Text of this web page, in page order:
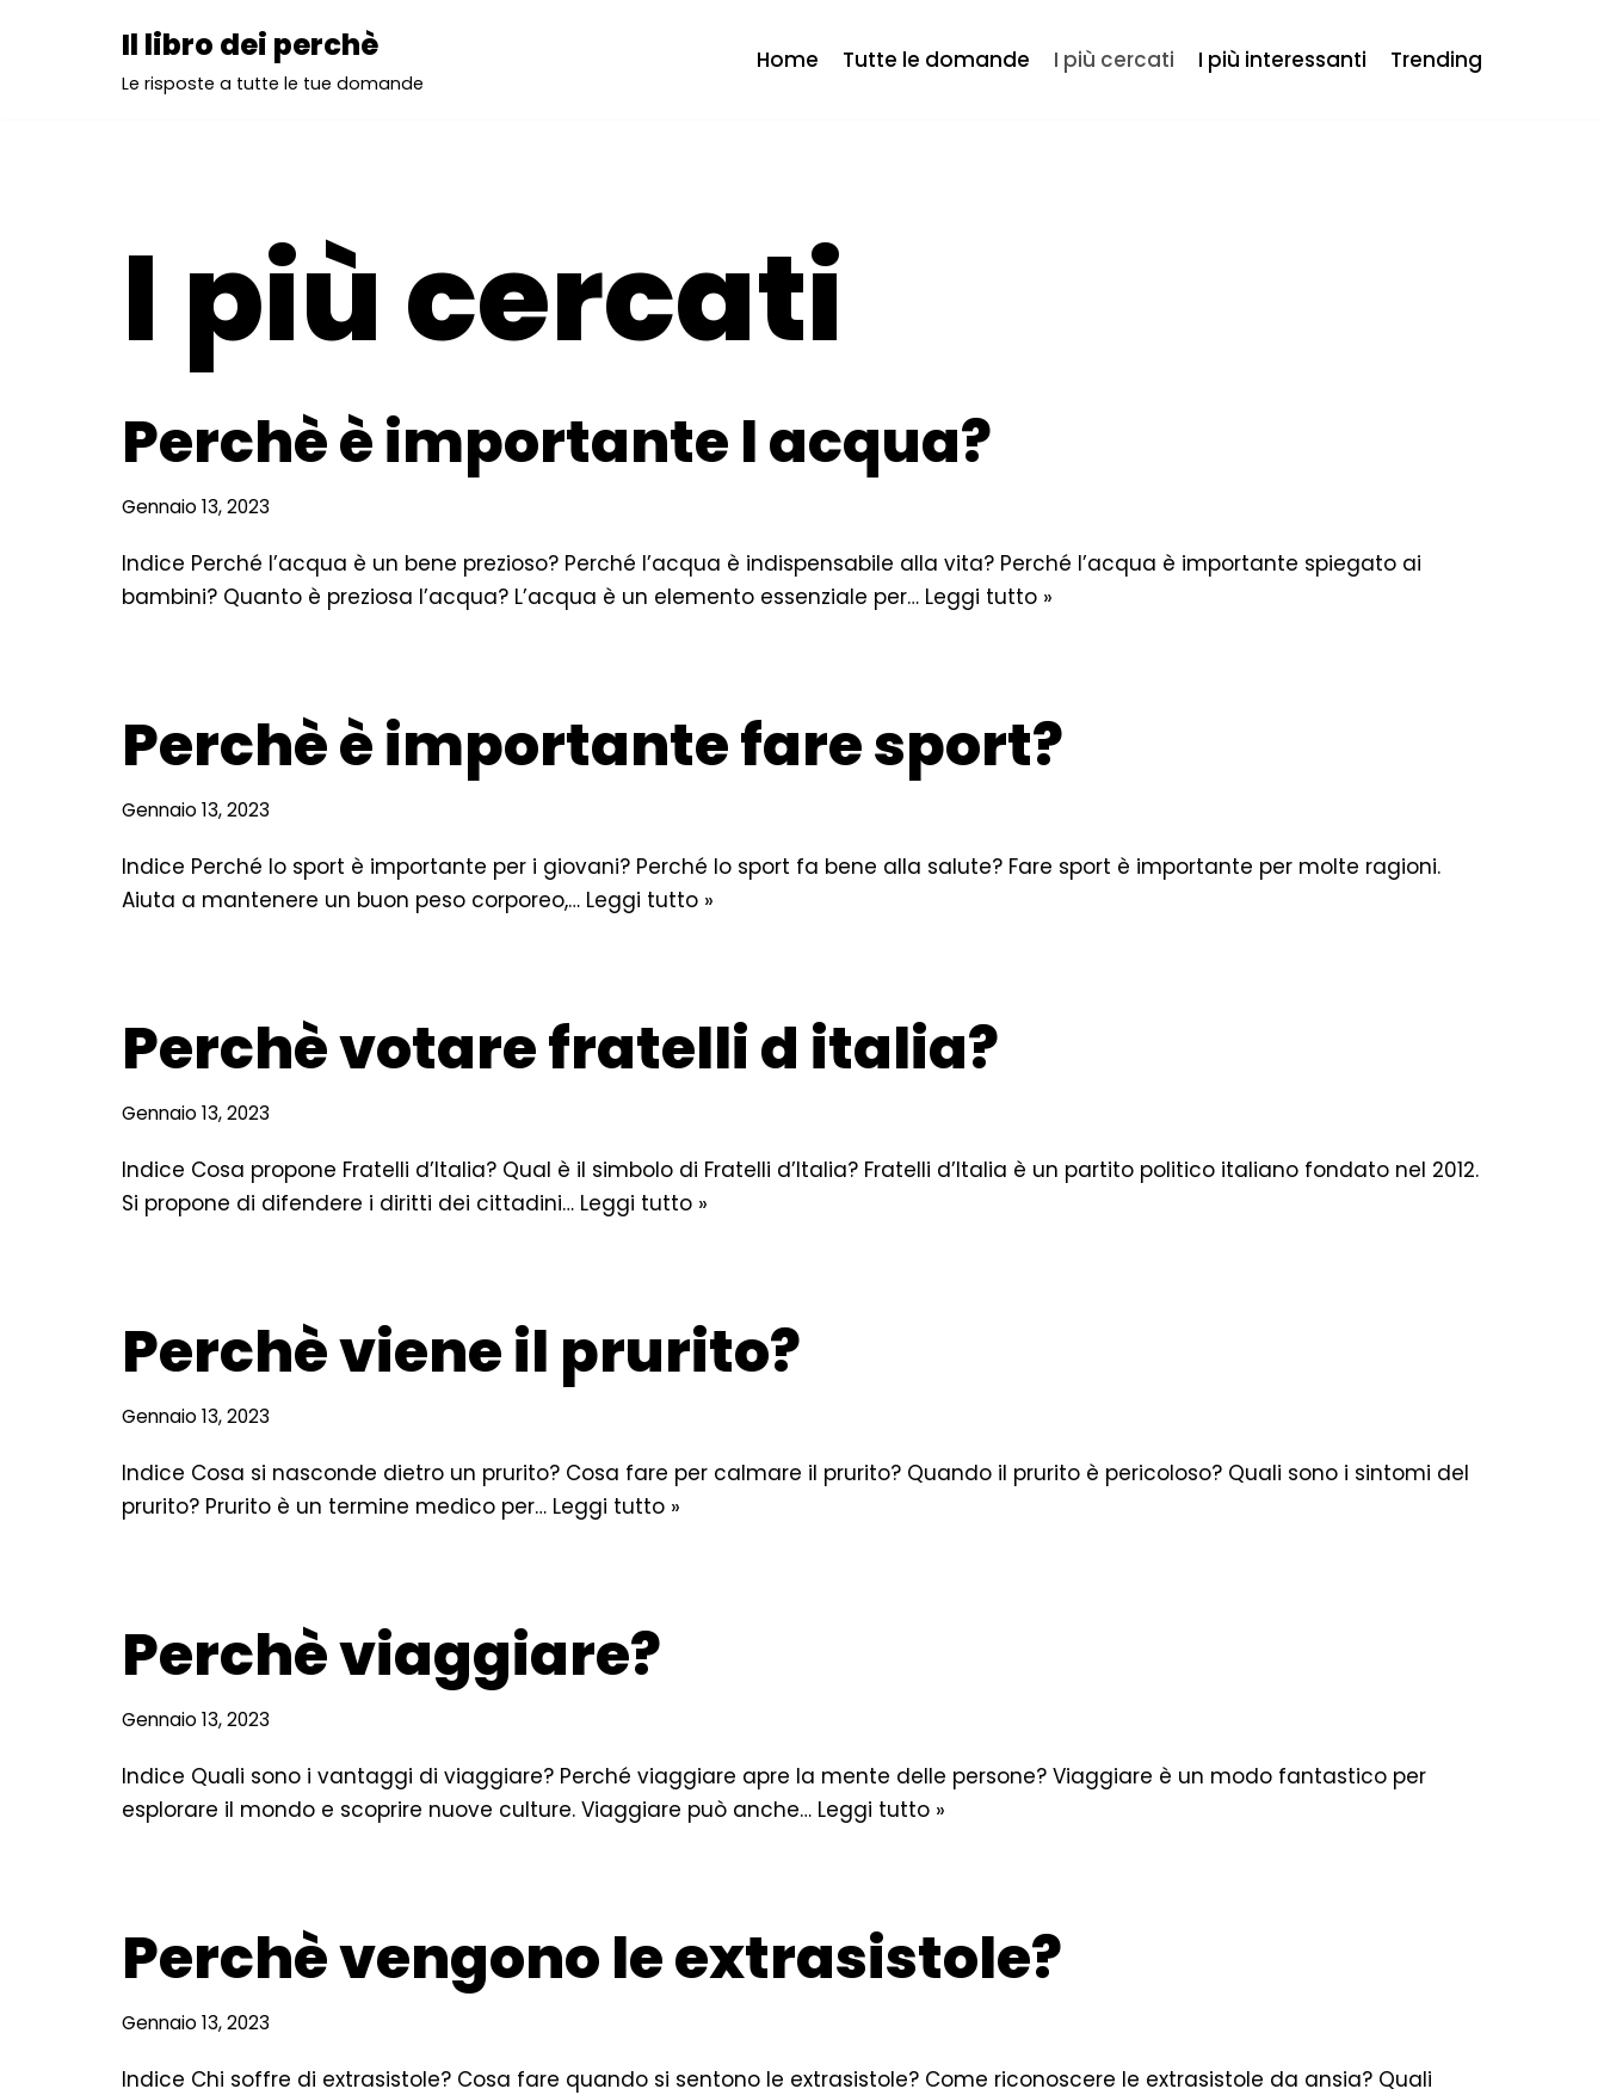
Il libro dei perchè
Le risposte a tutte le tue domande
Home Tutte le domande I più cercati I più interessanti Trending
I più cercati
Perchè è importante l acqua?
Gennaio 13, 2023
Indice Perché l’acqua è un bene prezioso? Perché l’acqua è indispensabile alla vita? Perché l’acqua è importante spiegato ai
bambini? Quanto è preziosa l’acqua? L’acqua è un elemento essenziale per… Leggi tutto »
Perchè è importante fare sport?
Gennaio 13, 2023
Indice Perché lo sport è importante per i giovani? Perché lo sport fa bene alla salute? Fare sport è importante per molte ragioni.
Aiuta a mantenere un buon peso corporeo,… Leggi tutto »
Perchè votare fratelli d italia?
Gennaio 13, 2023
Indice Cosa propone Fratelli d’Italia? Qual è il simbolo di Fratelli d’Italia? Fratelli d’Italia è un partito politico italiano fondato nel 2012.
Si propone di difendere i diritti dei cittadini… Leggi tutto »
Perchè viene il prurito?
Gennaio 13, 2023
Indice Cosa si nasconde dietro un prurito? Cosa fare per calmare il prurito? Quando il prurito è pericoloso? Quali sono i sintomi del
prurito? Prurito è un termine medico per… Leggi tutto »
Perchè viaggiare?
Gennaio 13, 2023
Indice Quali sono i vantaggi di viaggiare? Perché viaggiare apre la mente delle persone? Viaggiare è un modo fantastico per
esplorare il mondo e scoprire nuove culture. Viaggiare può anche… Leggi tutto »
Perchè vengono le extrasistole?
Gennaio 13, 2023
Indice Chi soffre di extrasistole? Cosa fare quando si sentono le extrasistole? Come riconoscere le extrasistole da ansia? Quali